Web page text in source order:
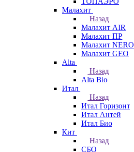
Малахит
Назад
Малахит AIR
Малахит ПР
Малахит NERO
Малахит GEO
Alta
Назад
Alta Bio
Итал
Назад
Итал Горизонт
Итал Антей
Итал Био
Кит
Назад
СБО